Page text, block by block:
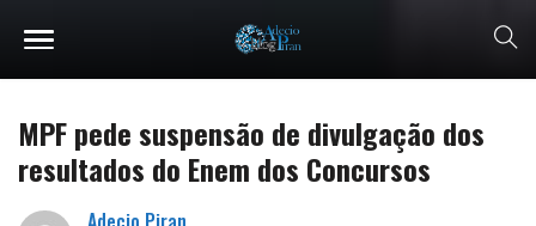
MPF pede suspensão de divulgação dos
resultados do Enem dos Concursos